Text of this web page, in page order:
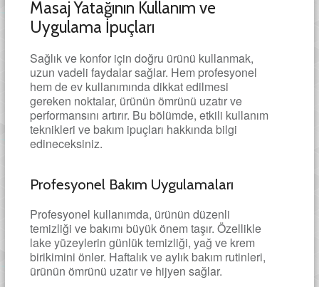
Masaj Yatağının Kullanım ve
Uygulama İpuçları
Sağlık ve konfor için doğru ürünü kullanmak,
uzun vadeli faydalar sağlar. Hem profesyonel
hem de ev kullanımında dikkat edilmesi
gereken noktalar, ürünün ömrünü uzatır ve
performansını artırır. Bu bölümde, etkili kullanım
teknikleri ve bakım ipuçları hakkında bilgi
edineceksiniz.
Profesyonel Bakım Uygulamaları
Profesyonel kullanımda, ürünün düzenli
temizliği ve bakımı büyük önem taşır. Özellikle
lake yüzeylerin günlük temizliği, yağ ve krem
birikimini önler. Haftalık ve aylık bakım rutinleri,
ürünün ömrünü uzatır ve hijyen sağlar.